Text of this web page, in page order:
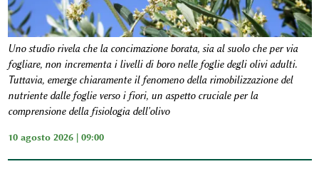
Uno studio rivela che la concimazione borata, sia al suolo che per via
fogliare, non incrementa i livelli di boro nelle foglie degli olivi adulti.
Tuttavia, emerge chiaramente il fenomeno della rimobilizzazione del
nutriente dalle foglie verso i fiori, un aspetto cruciale per la
comprensione della fisiologia dell'olivo
10 agosto 2026 | 09:00